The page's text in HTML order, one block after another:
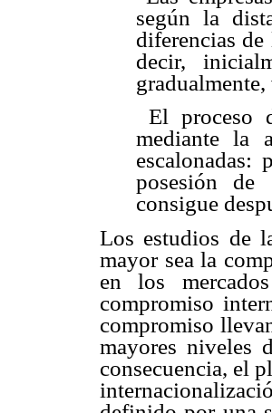
según la
diferencias
decir,
El proceso
mediante la
escalonadas:
posesión de
consigue
Los estudios de
mayor sea la
en los
compromiso
compromiso
mayores niveles
consecuencia, el